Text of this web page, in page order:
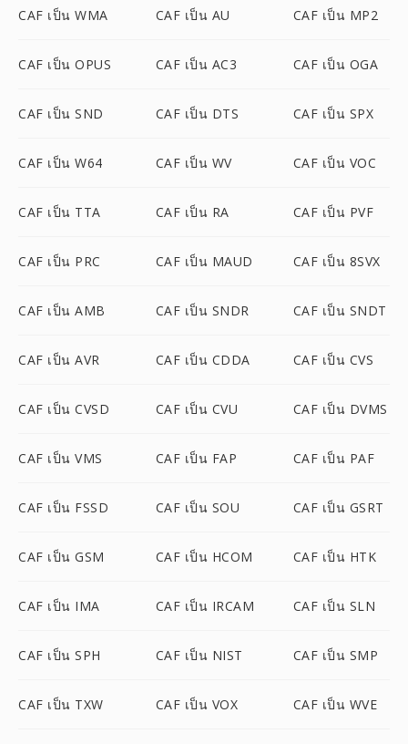
CAF เป็น WMA CAF เป็น AU CAF เป็น MP2
CAF เป็น OPUS CAF เป็น AC3 CAF เป็น OGA
CAF เป็น SND CAF เป็น DTS CAF เป็น SPX
CAF เป็น W64 CAF เป็น WV CAF เป็น VOC
CAF เป็น TTA CAF เป็น RA CAF เป็น PVF
CAF เป็น PRC CAF เป็น MAUD CAF เป็น 8SVX
CAF เป็น AMB CAF เป็น SNDR CAF เป็น SNDT
CAF เป็น AVR CAF เป็น CDDA CAF เป็น CVS
CAF เป็น CVSD CAF เป็น CVU CAF เป็น DVMS
CAF เป็น VMS CAF เป็น FAP CAF เป็น PAF
CAF เป็น FSSD CAF เป็น SOU CAF เป็น GSRT
CAF เป็น GSM CAF เป็น HCOM CAF เป็น HTK
CAF เป็น IMA CAF เป็น IRCAM CAF เป็น SLN
CAF เป็น SPH CAF เป็น NIST CAF เป็น SMP
CAF เป็น TXW CAF เป็น VOX CAF เป็น WVE